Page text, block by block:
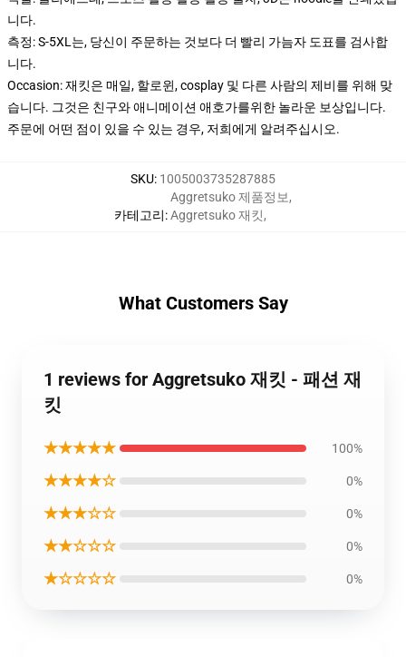
니다.
측정: S-5XL는, 당신이 주문하는 것보다 더 빨리 가늠자 도표를 검사합
니다.
Occasion: 재킷은 매일, 할로윈, cosplay 및 다른 사람의 제비를 위해 맞
습니다. 그것은 친구와 애니메이션 애호가를위한 놀라운 보상입니다.
주문에 어떤 점이 있을 수 있는 경우, 저희에게 알려주십시오.
SKU: 1005003735287885
카테고리:
Aggretsuko 제품정보,
Aggretsuko 재킷,
What Customers Say
1 reviews for Aggretsuko 재킷 - 패션 재
킷
★★★★★ 100%
★★★★☆ 0%
★★★☆☆ 0%
★★☆☆☆ 0%
★☆☆☆☆ 0%